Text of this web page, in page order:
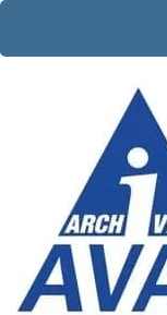
Aller
contenu